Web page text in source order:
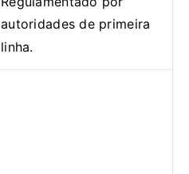
autoridades de primeira
linha.